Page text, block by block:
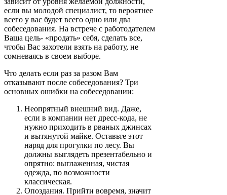
если вы молодой специалист, то вероятнее
всего у вас будет всего одно или два
собеседования. На встрече с работодателем
Ваша цель- «продать» себя, сделать все,
чтобы Вас захотели взять на работу, не
сомневаясь в своем выборе.
Что делать если раз за разом Вам
отказывают после собеседования? Три
основных ошибки на собеседовании:
Неопрятный внешний вид. Даже,
если в компании нет дресс-кода, не
нужно приходить в рваных джинсах
и вытянутой майке. Оставьте этот
наряд для прогулки по лесу. Вы
должны выглядеть презентабельно и
опрятно: выглаженная, чистая
одежда, по возможности
классическая.
Опоздания. Прийти вовремя, значит